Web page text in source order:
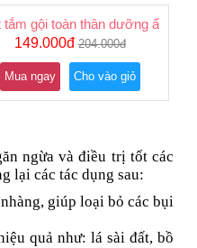
tắm gội toàn thân dưỡng ẩm
149.000đ 204.000đ
Mua ngay Cho vào giỏ
ngừa và điều trị tốt các
lại các tác dụng sau:
giúp loại bỏ các bụi
quả như: lá sài đất, bồ